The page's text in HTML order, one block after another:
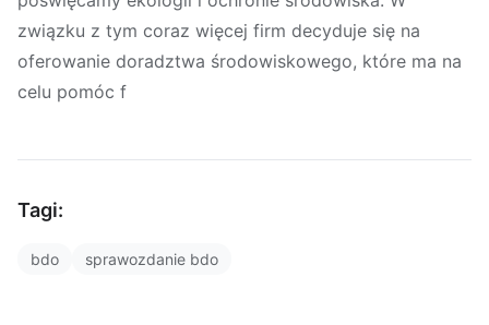
związku z tym coraz więcej firm decyduje się na
oferowanie doradztwa środowiskowego, które ma na
celu pomóc f
Tagi:
bdo sprawozdanie bdo